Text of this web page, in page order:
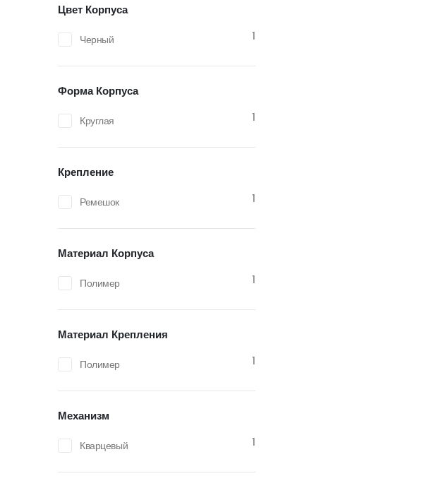
Цвет Корпуса
Черный 1
Форма Корпуса
Круглая 1
Крепление
Ремешок 1
Материал Корпуса
Полимер 1
Материал Крепления
Полимер 1
Механизм
Кварцевый 1